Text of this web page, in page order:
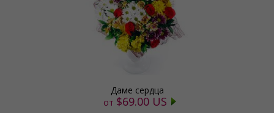
Даме сердца
от $69.00 US